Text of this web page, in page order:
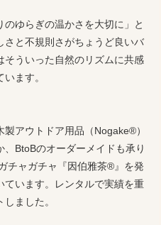
ゆらぎの温かさを大切に」と
さと不規則さがちょうど良いバ
そういった自然のリズムに共感
ます。
アウトドア用品（Nogake®）
BtoBのオーダーメイドも承り
チャガチャ『因伯雅茶®』を発
います。レンタルで実績を重
ました。